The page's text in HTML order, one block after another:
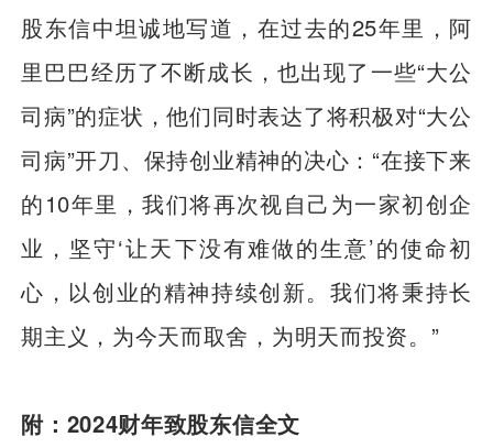
股东信中坦诚地写道，在过去的25年里，阿
里巴巴经历了不断成长，也出现了一些“大公
司病”的症状，他们同时表达了将积极对“大公
司病”开刀、保持创业精神的决心：“在接下来
的10年里，我们将再次视自己为一家初创企
业，坚守‘让天下没有难做的生意’的使命初
心，以创业的精神持续创新。我们将秉持长
期主义，为今天而取舍，为明天而投资。”
附：2024财年致股东信全文